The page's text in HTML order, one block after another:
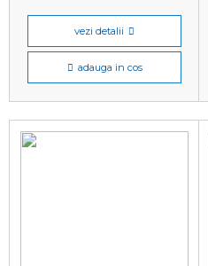
vezi detalii
adauga in cos